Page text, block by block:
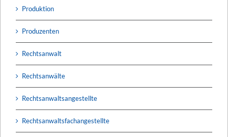
Produktion
Produzenten
Rechtsanwalt
Rechtsanwälte
Rechtsanwaltsangestellte
Rechtsanwaltsfachangestellte